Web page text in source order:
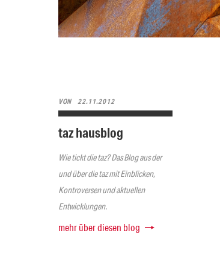
VON 22.11.2012
taz hausblog
Wie tickt die taz? Das Blog aus der
und über die taz mit Einblicken,
Kontroversen und aktuellen
Entwicklungen.
mehr über diesen blog